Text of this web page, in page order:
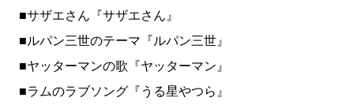
■サザエさん『サザエさん』
■ルパン三世のテーマ『ルパン三世』
■ヤッターマンの歌『ヤッターマン』
■ラムのラブソング『うる星やつら』